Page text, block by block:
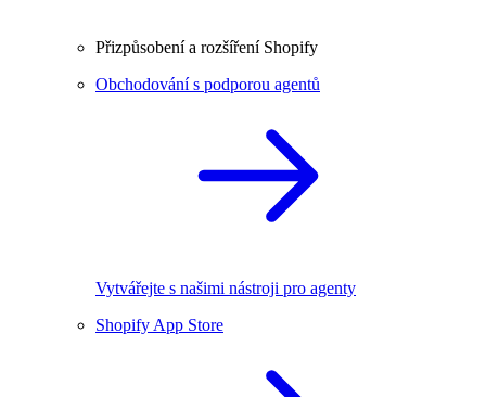
Přizpůsobení a rozšíření Shopify
Obchodování s podporou agentů
Vytvářejte s našimi nástroji pro agenty
Shopify App Store